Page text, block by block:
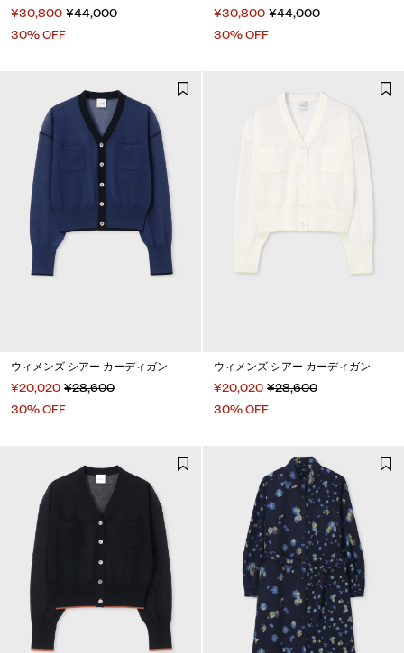
¥30,800 ¥44,000
30% OFF
¥30,800 ¥44,000
30% OFF
ウィメンズ シアー カーディガン
¥20,020 ¥28,600
30% OFF
ウィメンズ シアー カーディガン
¥20,020 ¥28,600
30% OFF